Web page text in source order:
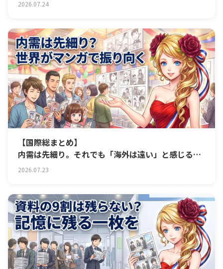
2026.07.24
【国際総まとめ】
内需は先細り。それでも「海外は遠い」と感じる会
社へ
2026.07.23